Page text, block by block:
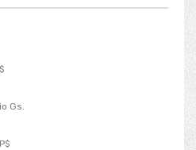
Gs.